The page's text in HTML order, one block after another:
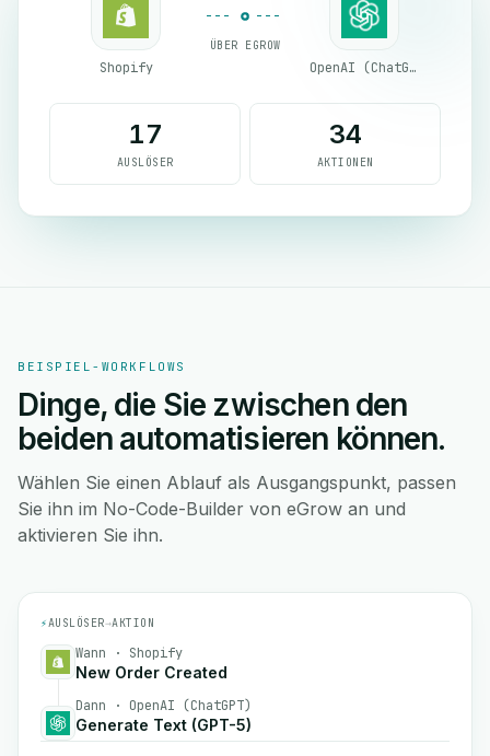
Shopify
ÜBER EGROW
OpenAI (ChatGPT)
17
AUSLÖSER
34
AKTIONEN
BEISPIEL-WORKFLOWS
Dinge, die Sie zwischen den
beiden automatisieren können.
Wählen Sie einen Ablauf als Ausgangspunkt, passen
Sie ihn im No-Code-Builder von eGrow an und
aktivieren Sie ihn.
⚡AUSLÖSER→AKTION
Wann · Shopify
New Order Created
Dann · OpenAI (ChatGPT)
Generate Text (GPT-5)